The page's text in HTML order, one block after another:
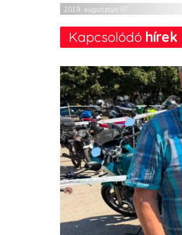
2019. augusztus 07.
Kapcsolódó hírek